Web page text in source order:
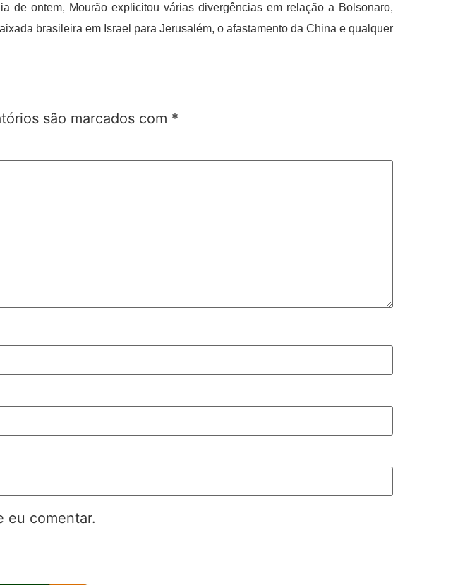
de ontem, Mourão explicitou várias divergências em relação a Bolsonaro,
brasileira em Israel para Jerusalém, o afastamento da China e qualquer
são marcados com *
eu comentar.